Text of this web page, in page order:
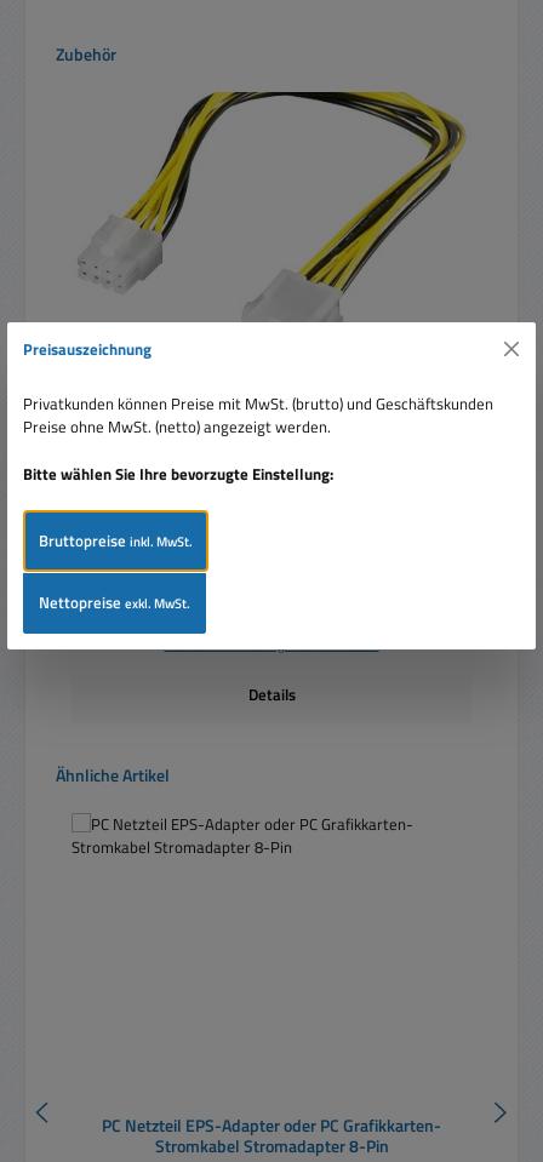
Produktgalerie überspringen
Zubehör
PC Netzteil Adapter EPS Verlängerung 8pol 200mm
Details
Produktgalerie überspringen
Ähnliche Artikel
PC Netzteil EPS-Adapter oder PC Grafikkarten-
Stromkabel Stromadapter 8-Pin
Preisauszeichnung
Privatkunden können Preise mit MwSt. (brutto) und Geschäftskunden
Preise ohne MwSt. (netto) angezeigt werden.
Bitte wählen Sie Ihre bevorzugte Einstellung:
Bruttopreiseinkl. MwSt.
Nettopreiseexkl. MwSt.